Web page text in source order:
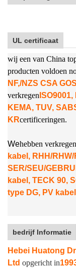
UL certificaat
wij een van China
producten voldoen
NF,/NZS CSA
verkregen
KEMA, TUV,
KRcertificeringen.
Wehebben
kabel, RHH/
SER/SEU/
kabel, TECK 90,
type DG, PV
bedrijf Informatie
Hebei Huatong
Ltd opgericht in